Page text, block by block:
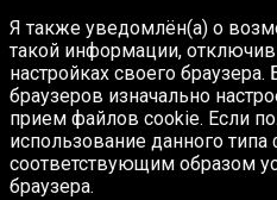
Я также уведомлён(а) о
такой информации,
настройках своего
браузеров изначально
прием файлов cookie. Если
использование данного
соответствующим образом
браузера.